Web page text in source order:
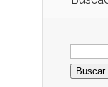
Buscar: